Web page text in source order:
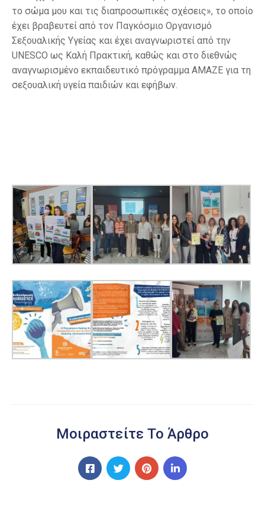
το σώμα μου και τις διαπροσωπικές σχέσεις», το οποίο
έχει βραβευτεί από τον Παγκόσμιο Οργανισμό
Σεξουαλικής Υγείας και έχει αναγνωριστεί από την
UNESCO ως Καλή Πρακτική, καθώς και στο διεθνώς
αναγνωρισμένο εκπαιδευτικό πρόγραμμα AMAZE για τη
σεξουαλική υγεία παιδιών και εφήβων.
Μοιραστείτε Το Άρθρο